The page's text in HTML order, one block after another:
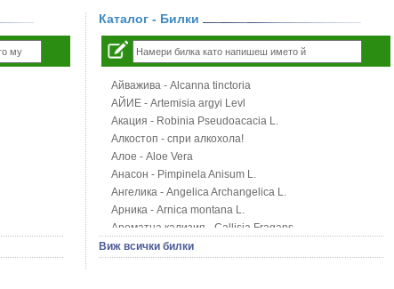
Каталог - Билки
Айважива - Alcanna tinctoria
АЙИЕ - Artemisia argyi Levl
Акация - Robinia Pseudoacacia L.
Алкостоп - спри алкохола!
Алое - Aloe Vera
Анасон - Pimpinela Anisum L.
Ангелика - Angelica Archangelica L.
Арника - Arnica montana L.
Ароматна кализия - Callisia Fragans
Арония - Sorbus melanocorpa
Виж всички билки